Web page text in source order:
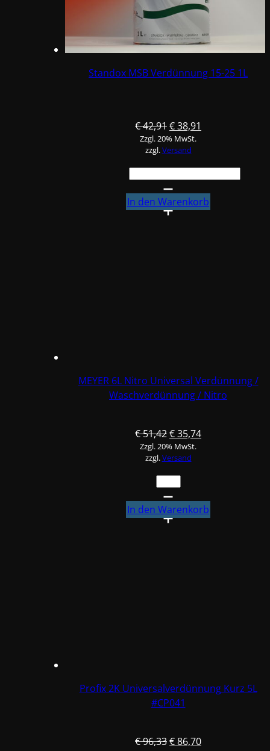
Standox MSB Verdünnung 15-25 1L
€42,91Ursprünglicher
Preis
war:
€ 42,91
€38,91
€ 38,91.
Zzgl. 20% MwSt.
zzgl.Versand
Standox
Verdünnung
In den Warenkorb
MEYER 6L Nitro Universal Verdünnung /
Waschverdünnung / Nitro
€51,42Ursprünglicher
Preis
war:
€ 51,42
€35,74Aktueller
Zzgl. 20% MwSt.
zzgl.Versand
MEYER
6L
Nitro
Universal
In den Warenkorb
Profix 2K Universalverdünnung Kurz 5L
#CP041
€96,33Ursprünglicher
€86,70Aktueller